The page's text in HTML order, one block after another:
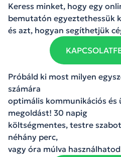
Keress minket, hogy egy
bemutatón egyeztethessük
és azt, hogyan segíthetjük
Próbáld ki most milyen
számára
optimális kommunikációs és
megoldást! 30 napig
költségmentes, testre
néhány perc,
vagy óra múlva